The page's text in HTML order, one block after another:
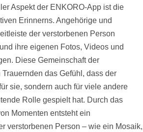
Aspekt der ENKORO-App ist die
Erinnerns. Angehörige und
der verstorbenen Person
ihre eigenen Fotos, Videos und
Diese Gemeinschaft der
das Gefühl, dass der
sie, sondern auch für viele andere
Rolle gespielt hat. Durch das
Momenten entsteht ein
verstorbenen Person – wie ein Mosaik,